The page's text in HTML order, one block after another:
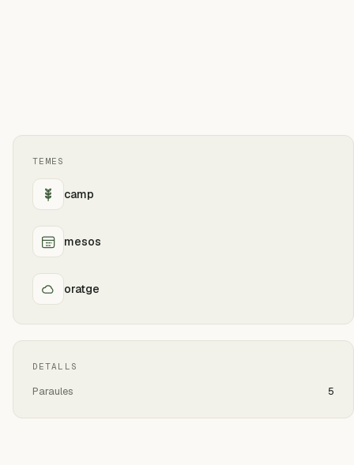
TEMES
camp
mesos
oratge
DETALLS
Paraules 5